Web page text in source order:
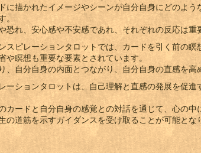
に描かれたイメージやシーンが自分自身にどのよう
。
恐れ、安心感や不安感であれ、それぞれの反応は重
スピレーションタロットでは、カードを引く前の
や瞑想も重要な要素とされています。
、自分自身の内面とつながり、自分自身の直感を高
ーションタロットは、自己理解と直感の発展を促
カードと自分自身の感覚との対話を通じて、心の
の道筋を示すガイダンスを受け取ることが可能とな